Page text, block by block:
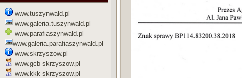
www.tuszynwald.pl
www.galeria.tuszynwald.pl
www.parafiaszynwald.pl
www.galeria.parafiaszynwald.pl
www.skrzyszow.pl
www.gcb-skrzyszow.pl
www.kkk-skrzyszow.pl